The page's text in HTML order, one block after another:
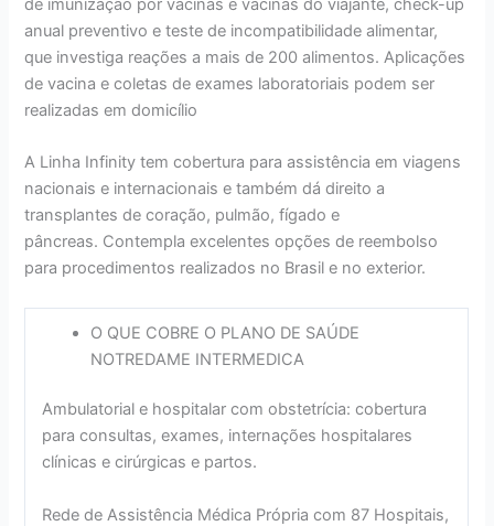
de imunização por vacinas e vacinas do viajante, check-up
anual preventivo e teste de incompatibilidade alimentar,
que investiga reações a mais de 200 alimentos. Aplicações
de vacina e coletas de exames laboratoriais podem ser
realizadas em domicílio
A Linha Infinity tem cobertura para assistência em viagens
nacionais e internacionais e também dá direito a
transplantes de coração, pulmão, fígado e
pâncreas. Contempla excelentes opções de reembolso
para procedimentos realizados no Brasil e no exterior.
O QUE COBRE O PLANO DE SAÚDE
NOTREDAME INTERMEDICA
Ambulatorial e hospitalar com obstetrícia: cobertura
para consultas, exames, internações hospitalares
clínicas e cirúrgicas e partos.
Rede de Assistência Médica Própria com 87 Hospitais,